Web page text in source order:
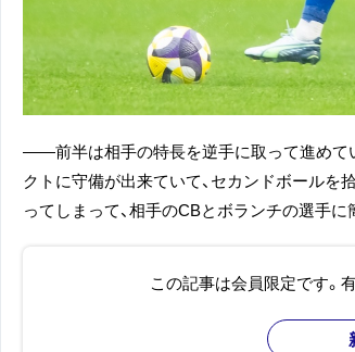
——前半は相手の特長を逆手に取って進めて
クトに守備が出来ていて、セカンドボールを
ってしまって、相手のCBとボランチの選手に
この記事は会員限定です。